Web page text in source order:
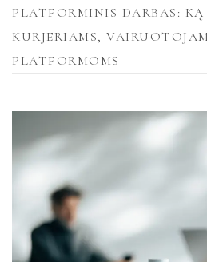
PLATFORMINIS DARBAS: KĄ
KURJERIAMS,
PLATFORMOMS